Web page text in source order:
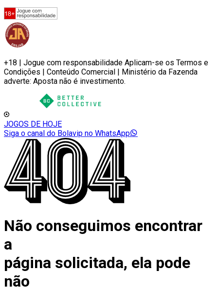
+18 | Jogue com responsabilidade Aplicam-se os Termos e
Condições | Conteúdo Comercial | Ministério da Fazenda
adverte: Aposta não é investimento.
JOGOS DE HOJE
Siga o canal do Bolavip no WhatsApp
Não conseguimos encontrar
a
página solicitada, ela pode
não